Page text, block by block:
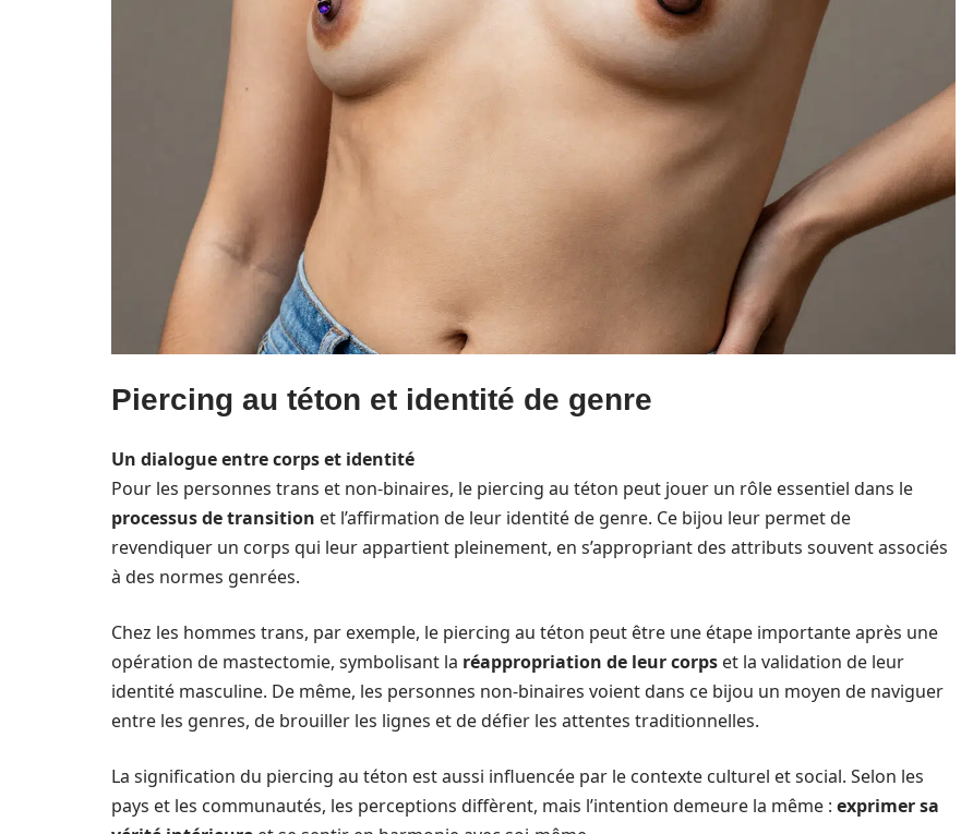
Piercing au téton et identité de genre
Un dialogue entre corps et identité
Pour les personnes trans et non-binaires, le piercing au téton peut jouer un rôle essentiel dans le
processus de transition et l’affirmation de leur identité de genre. Ce bijou leur permet de
revendiquer un corps qui leur appartient pleinement, en s’appropriant des attributs souvent associés
à des normes genrées.
Chez les hommes trans, par exemple, le piercing au téton peut être une étape importante après une
opération de mastectomie, symbolisant la réappropriation de leur corps et la validation de leur
identité masculine. De même, les personnes non-binaires voient dans ce bijou un moyen de naviguer
entre les genres, de brouiller les lignes et de défier les attentes traditionnelles.
La signification du piercing au téton est aussi influencée par le contexte culturel et social. Selon les
pays et les communautés, les perceptions diffèrent, mais l’intention demeure la même : exprimer sa